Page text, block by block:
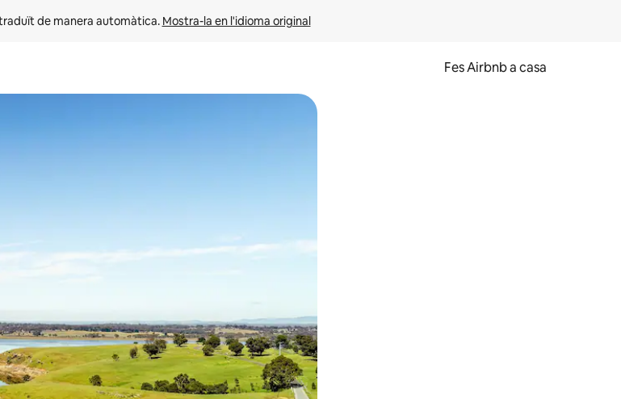
de manera automàtica. Mostra-la en l'idioma original
Fes Airbnb a casa
tecles de les fletxes (amunt i avall), o bé fent un toc a la pantalla o fent-hi lliscar el dit.